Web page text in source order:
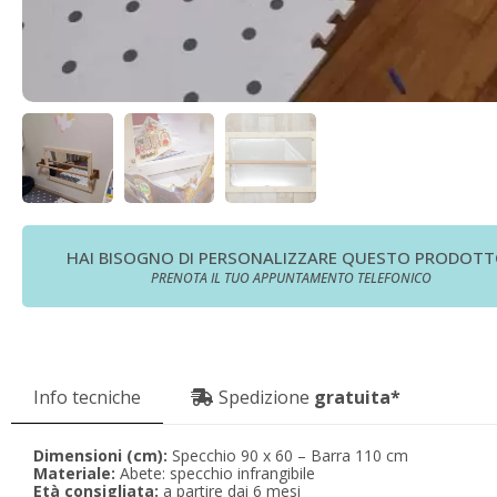
HAI BISOGNO DI PERSONALIZZARE QUESTO
PRENOTA IL TUO APPUNTAMENTO TELEFONICO
Info tecniche Spedizione gratuita*
Dimensioni (cm): Specchio 90 x 60 – Barra 110 cm
Materiale: Abete: specchio infrangibile
Età consigliata: a partire dai 6 mesi